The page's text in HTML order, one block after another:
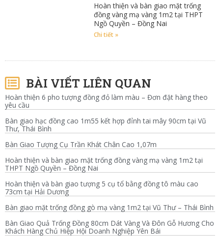
Hoàn thiện và bàn giao mặt trống
đồng vàng mạ vàng 1m2 tại THPT
Ngồ Quyền – Đồng Nai
Chi tiết »
BÀI VIẾT LIÊN QUAN
Hoàn thiện 6 pho tượng đồng đỏ làm màu – Đơn đặt hàng theo
yêu cầu
Bàn giao hạc đồng cao 1m55 kết hợp đỉnh tai mây 90cm tại Vũ
Thư, Thái Bình
Bàn Giao Tượng Cụ Trần Khát Chân Cao 1,07m
Hoàn thiện và bàn giao mặt trống đồng vàng mạ vàng 1m2 tại
THPT Ngồ Quyền – Đồng Nai
Hoàn thiện và bàn giao tượng 5 cụ tổ bằng đồng tô màu cao
73cm tại Hải Dương
Bàn giao mặt trống đồng gò mạ vàng 1m2 tại Vũ Thư – Thái Bình
Bàn Giao Quả Trống Đồng 80cm Dát Vàng Và Đôn Gỗ Hương Cho
Khách Hàng Chủ Hiệp Hội Doanh Nghiệp Yên Bái